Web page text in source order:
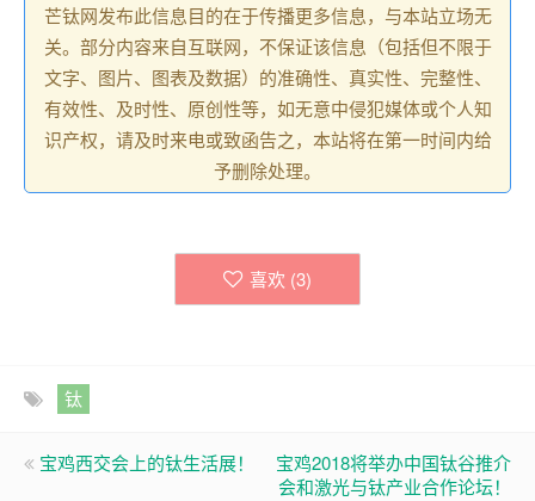
芒钛网发布此信息目的在于传播更多信息，与本站立场无
关。部分内容来自互联网，不保证该信息（包括但不限于
文字、图片、图表及数据）的准确性、真实性、完整性、
有效性、及时性、原创性等，如无意中侵犯媒体或个人知
识产权，请及时来电或致函告之，本站将在第一时间内给
予删除处理。
喜欢 (3)
钛
宝鸡西交会上的钛生活展！
宝鸡2018将举办中国钛谷推介
会和激光与钛产业合作论坛！